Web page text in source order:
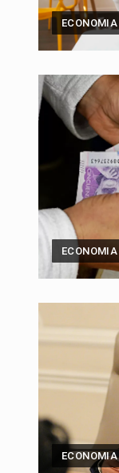
ECONOMIA
ECONOMIA
ECONOMIA